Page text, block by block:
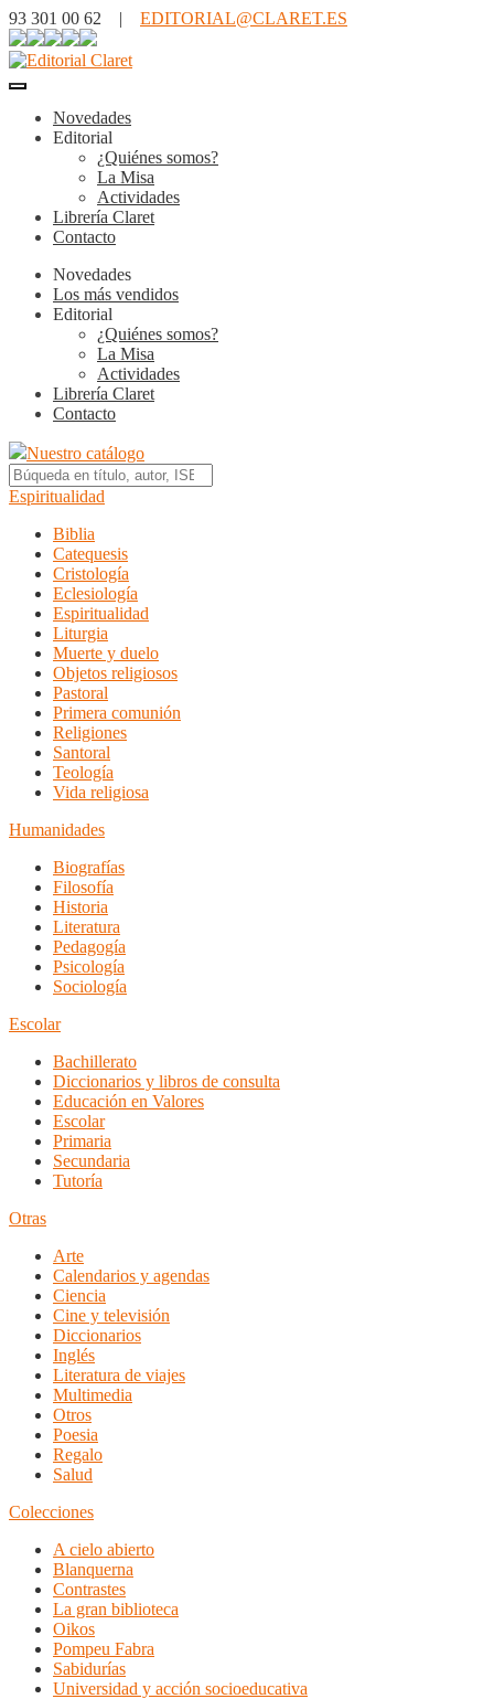
93 301 00 62 | EDITORIAL@CLARET.ES
Novedades
Editorial
¿Quiénes somos?
La Misa
Actividades
Librería Claret
Contacto
Novedades
Los más vendidos
Editorial
¿Quiénes somos?
La Misa
Actividades
Librería Claret
Contacto
Nuestro catálogo
Espiritualidad
Biblia
Catequesis
Cristología
Eclesiología
Espiritualidad
Liturgia
Muerte y duelo
Objetos religiosos
Pastoral
Primera comunión
Religiones
Santoral
Teología
Vida religiosa
Humanidades
Biografías
Filosofía
Historia
Literatura
Pedagogía
Psicología
Sociología
Escolar
Bachillerato
Diccionarios y libros de consulta
Educación en Valores
Escolar
Primaria
Secundaria
Tutoría
Otras
Arte
Calendarios y agendas
Ciencia
Cine y televisión
Diccionarios
Inglés
Literatura de viajes
Multimedia
Otros
Poesia
Regalo
Salud
Colecciones
A cielo abierto
Blanquerna
Contrastes
La gran biblioteca
Oikos
Pompeu Fabra
Sabidurías
Universidad y acción socioeducativa